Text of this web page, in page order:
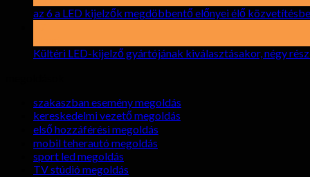
az 6 a LED kijelzők megdöbbentő előnyei élő
Kültéri LED-kijelző gyártójának kiválasztásakor, négy
szakaszban esemény megoldás
kereskedelmi vezető megoldás
első hozzáférési megoldás
mobil teherautó megoldás
sport led megoldás
TV stúdió megoldás